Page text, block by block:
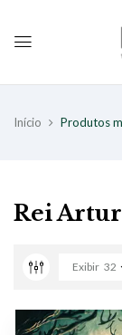
Início Produtos
Rei Artur
Exibir 32